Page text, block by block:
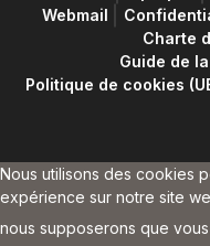
Webmail
Charte
Guide de
Politique de cookies
Nous utilisons des cookies
expérience sur notre site
nous supposerons que